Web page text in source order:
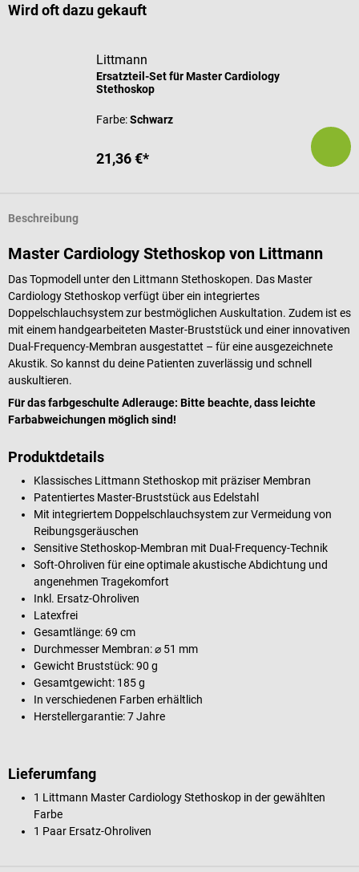
Wird oft dazu gekauft
Littmann
Ersatzteil-Set für Master Cardiology
Stethoskop
Farbe:Schwarz
21,36 €*
Beschreibung
Master Cardiology Stethoskop von Littmann
Das Topmodell unter den Littmann Stethoskopen. Das Master
Cardiology Stethoskop verfügt über ein integriertes
Doppelschlauchsystem zur bestmöglichen Auskultation. Zudem ist es
mit einem handgearbeiteten Master-Bruststück und einer innovativen
Dual-Frequency-Membran ausgestattet – für eine ausgezeichnete
Akustik. So kannst du deine Patienten zuverlässig und schnell
auskultieren.
Für das farbgeschulte Adlerauge: Bitte beachte, dass leichte
Farbabweichungen möglich sind!
Produktdetails
Klassisches Littmann Stethoskop mit präziser Membran
Patentiertes Master-Bruststück aus Edelstahl
Mit integriertem Doppelschlauchsystem zur Vermeidung von
Reibungsgeräuschen
Sensitive Stethoskop-Membran mit Dual-Frequency-Technik
Soft-Ohroliven für eine optimale akustische Abdichtung und
angenehmen Tragekomfort
Inkl. Ersatz-Ohroliven
Latexfrei
Gesamtlänge: 69 cm
Durchmesser Membran: ⌀ 51 mm
Gewicht Bruststück: 90 g
Gesamtgewicht: 185 g
In verschiedenen Farben erhältlich
Herstellergarantie: 7 Jahre
Lieferumfang
1 Littmann Master Cardiology Stethoskop in der gewählten
Farbe
1 Paar Ersatz-Ohroliven